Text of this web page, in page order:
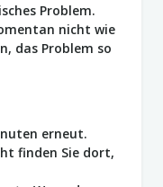
Problem.
nicht wie
das Problem so
erneut.
finden Sie dort,